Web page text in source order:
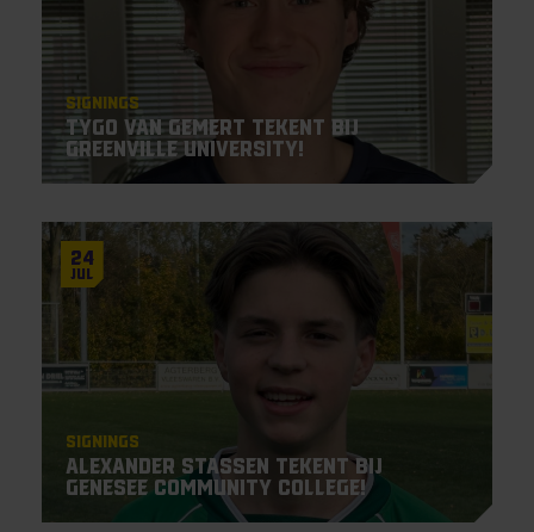
Signings
Tygo van Gemert tekent bij
Greenville University!
24
Jul
Signings
Alexander Stassen tekent bij
Genesee Community College!